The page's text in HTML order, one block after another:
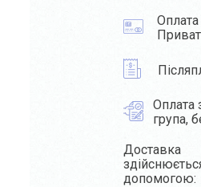
Оплата
Оплата
група,
Доставка
допомогою: